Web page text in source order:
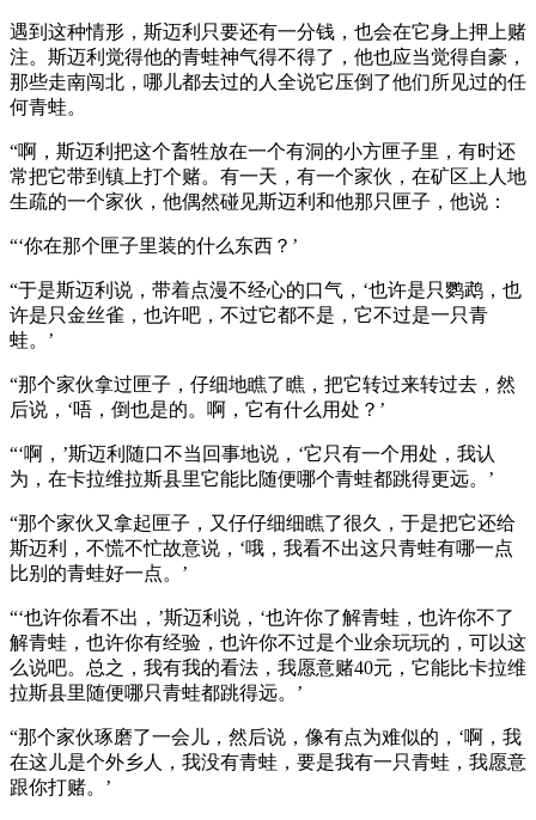
遇到这种情形，斯迈利只要还有一分钱，也会在它身上押上赌
注。斯迈利觉得他的青蛙神气得不得了，他也应当觉得自豪，
那些走南闯北，哪儿都去过的人全说它压倒了他们所见过的任
何青蛙。
“啊，斯迈利把这个畜牲放在一个有洞的小方匣子里，有时还
常把它带到镇上打个赌。有一天，有一个家伙，在矿区上人地
生疏的一个家伙，他偶然碰见斯迈利和他那只匣子，他说：
“‘你在那个匣子里装的什么东西？’
“于是斯迈利说，带着点漫不经心的口气，‘也许是只鹦鹉，也
许是只金丝雀，也许吧，不过它都不是，它不过是一只青
蛙。’
“那个家伙拿过匣子，仔细地瞧了瞧，把它转过来转过去，然
后说，‘唔，倒也是的。啊，它有什么用处？’
“‘啊，’斯迈利随口不当回事地说，‘它只有一个用处，我认
为，在卡拉维拉斯县里它能比随便哪个青蛙都跳得更远。’
“那个家伙又拿起匣子，又仔仔细细瞧了很久，于是把它还给
斯迈利，不慌不忙故意说，‘哦，我看不出这只青蛙有哪一点
比别的青蛙好一点。’
“‘也许你看不出，’斯迈利说，‘也许你了解青蛙，也许你不了
解青蛙，也许你有经验，也许你不过是个业余玩玩的，可以这
么说吧。总之，我有我的看法，我愿意赌40元，它能比卡拉维
拉斯县里随便哪只青蛙都跳得远。’
“那个家伙琢磨了一会儿，然后说，像有点为难似的，‘啊，我
在这儿是个外乡人，我没有青蛙，要是我有一只青蛙，我愿意
跟你打赌。’